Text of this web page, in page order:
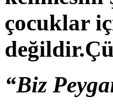
çocuklar
“Biz